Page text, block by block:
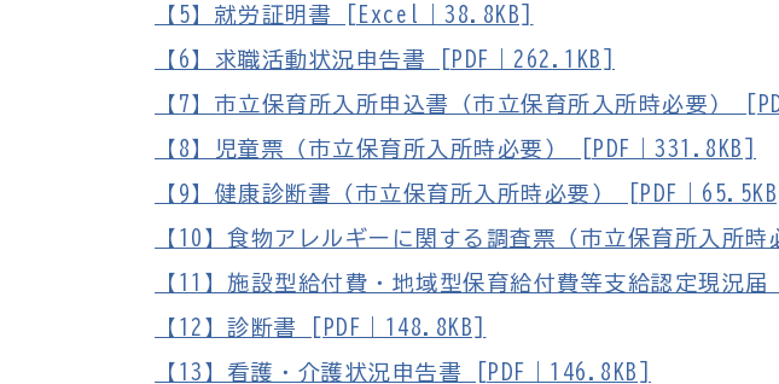
【5】就労証明書 [Excel｜38.8KB]
【6】求職活動状況申告書 [PDF｜262.1KB]
【7】市立保育所入所申込書（市立保育所入所時必要）
【8】児童票（市立保育所入所時必要） [PDF｜331.8KB]
【9】健康診断書（市立保育所入所時必要） [PDF｜65.5KB]
【10】食物アレルギーに関する調査票（市立保育所入所
【11】施設型給付費・地域型保育給付費等支給認定現況
【12】診断書 [PDF｜148.8KB]
【13】看護・介護状況申告書 [PDF｜146.8KB]